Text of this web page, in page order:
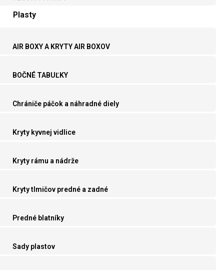
Plasty
AIR BOXY A KRYTY AIR BOXOV
BOČNÉ TABUĽKY
Chrániče páčok a náhradné diely
Kryty kyvnej vidlice
Kryty rámu a nádrže
Kryty tlmičov predné a zadné
Predné blatníky
Sady plastov